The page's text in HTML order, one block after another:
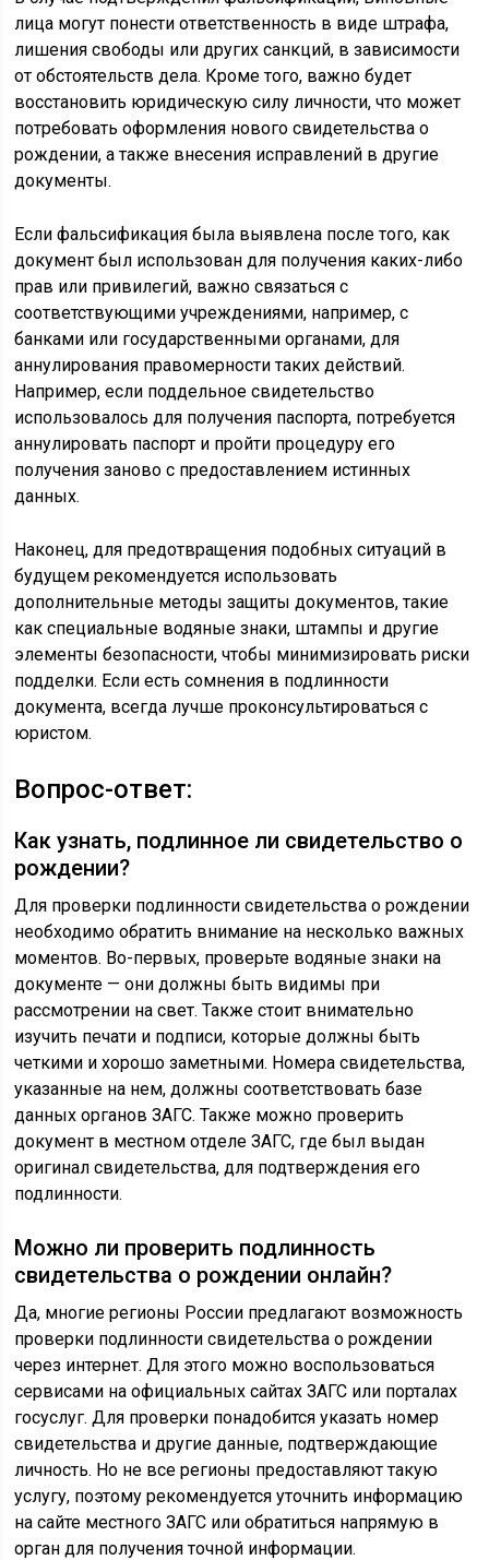
лица могут понести ответственность в виде штрафа,
лишения свободы или других санкций, в зависимости
от обстоятельств дела. Кроме того, важно будет
восстановить юридическую силу личности, что может
потребовать оформления нового свидетельства о
рождении, а также внесения исправлений в другие
документы.
Если фальсификация была выявлена после того, как
документ был использован для получения каких-либо
прав или привилегий, важно связаться с
соответствующими учреждениями, например, с
банками или государственными органами, для
аннулирования правомерности таких действий.
Например, если поддельное свидетельство
использовалось для получения паспорта, потребуется
аннулировать паспорт и пройти процедуру его
получения заново с предоставлением истинных
данных.
Наконец, для предотвращения подобных ситуаций в
будущем рекомендуется использовать
дополнительные методы защиты документов, такие
как специальные водяные знаки, штампы и другие
элементы безопасности, чтобы минимизировать риски
подделки. Если есть сомнения в подлинности
документа, всегда лучше проконсультироваться с
юристом.
Вопрос-ответ:
Как узнать, подлинное ли свидетельство о
рождении?
Для проверки подлинности свидетельства о рождении
необходимо обратить внимание на несколько важных
моментов. Во-первых, проверьте водяные знаки на
документе — они должны быть видимы при
рассмотрении на свет. Также стоит внимательно
изучить печати и подписи, которые должны быть
четкими и хорошо заметными. Номера свидетельства,
указанные на нем, должны соответствовать базе
данных органов ЗАГС. Также можно проверить
документ в местном отделе ЗАГС, где был выдан
оригинал свидетельства, для подтверждения его
подлинности.
Можно ли проверить подлинность
свидетельства о рождении онлайн?
Да, многие регионы России предлагают возможность
проверки подлинности свидетельства о рождении
через интернет. Для этого можно воспользоваться
сервисами на официальных сайтах ЗАГС или порталах
госуслуг. Для проверки понадобится указать номер
свидетельства и другие данные, подтверждающие
личность. Но не все регионы предоставляют такую
услугу, поэтому рекомендуется уточнить информацию
на сайте местного ЗАГС или обратиться напрямую в
орган для получения точной информации.